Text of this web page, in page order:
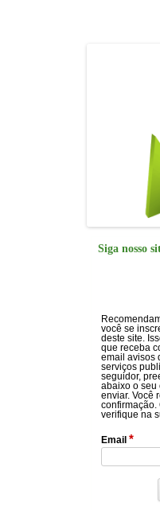
Siga nosso
você se
deste site.
que receba
email avisos
serviços
seguidor,
abaixo o seu
enviar. Você
confirmação.
verifique na
Email *